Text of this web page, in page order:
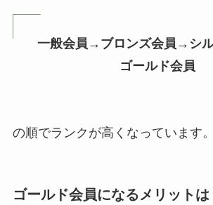
一般会員→ブロンズ会員→シ
ゴールド会員
の順でランクが高くなっています。
ゴールド会員になるメリットは